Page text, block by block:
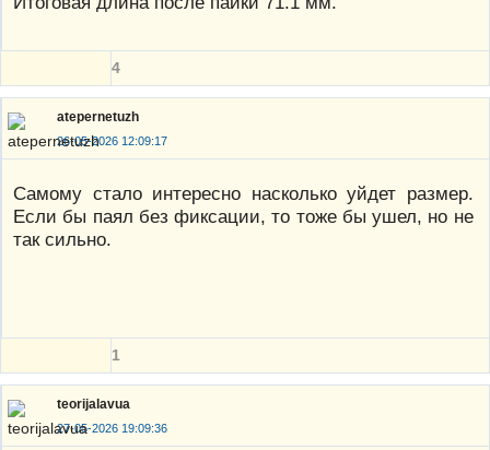
4
atepernetuzh
26-05-2026 12:09:17
Самому стало интересно насколько уйдет размер.
Если бы паял без фиксации, то тоже бы ушел, но не
так сильно.
1
teorijalavua
27-05-2026 19:09:36